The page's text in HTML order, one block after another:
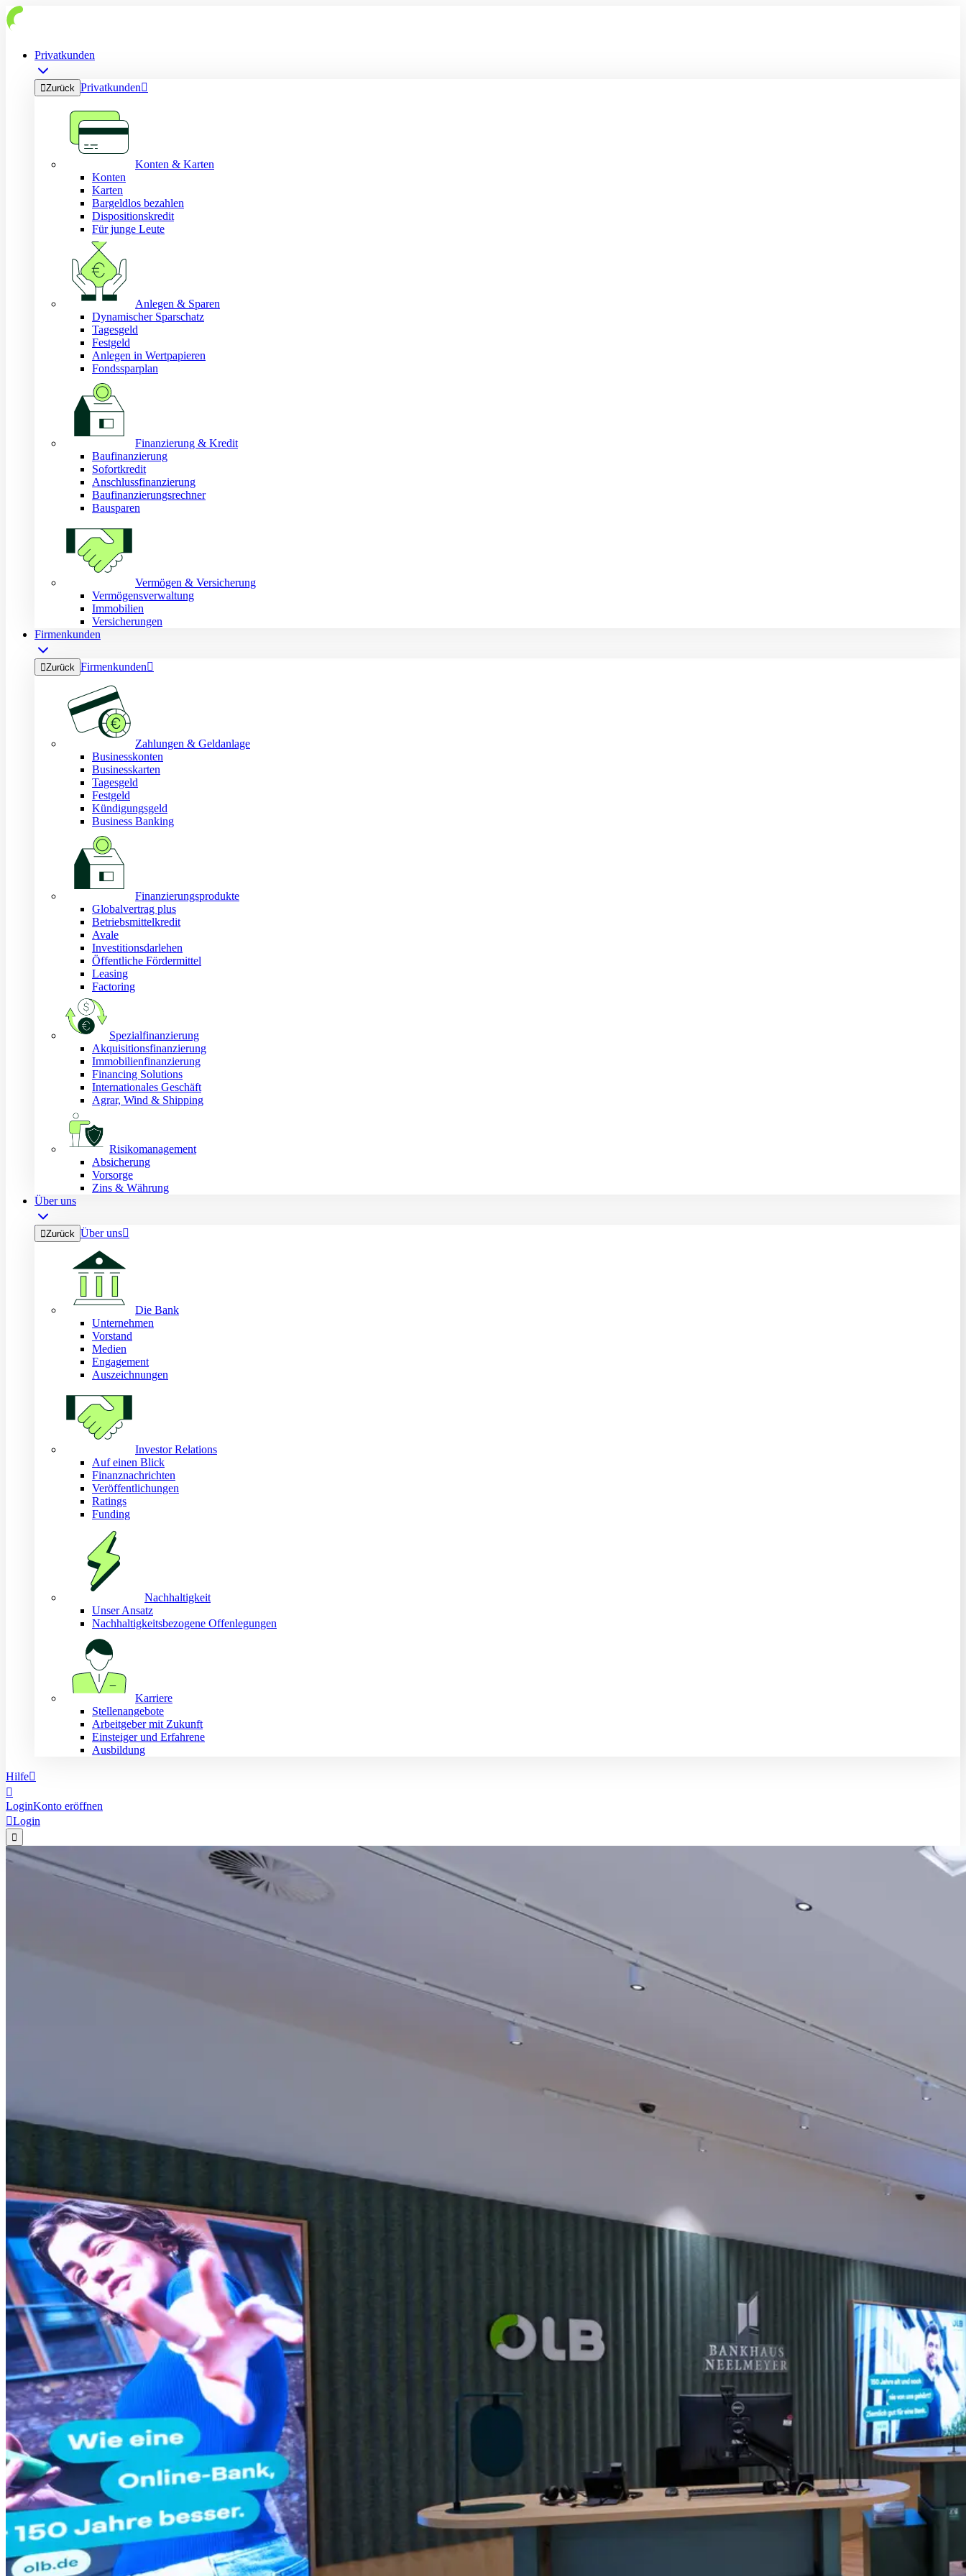
Privatkunden
Zurück Privatkunden
Konten & Karten
Konten
Karten
Bargeldlos bezahlen
Dispositionskredit
Für junge Leute
Anlegen & Sparen
Dynamischer Sparschatz
Tagesgeld
Festgeld
Anlegen in Wertpapieren
Fondssparplan
Finanzierung & Kredit
Baufinanzierung
Sofortkredit
Anschlussfinanzierung
Baufinanzierungsrechner
Bausparen
Vermögen & Versicherung
Vermögensverwaltung
Immobilien
Versicherungen
Firmenkunden
Zurück Firmenkunden
Zahlungen & Geldanlage
Businesskonten
Businesskarten
Tagesgeld
Festgeld
Kündigungsgeld
Business Banking
Finanzierungsprodukte
Globalvertrag plus
Betriebsmittelkredit
Avale
Investitionsdarlehen
Öffentliche Fördermittel
Leasing
Factoring
Spezialfinanzierung
Akquisitionsfinanzierung
Immobilienfinanzierung
Financing Solutions
Internationales Geschäft
Agrar, Wind & Shipping
Risikomanagement
Absicherung
Vorsorge
Zins & Währung
Über uns
Zurück Über uns
Die Bank
Unternehmen
Vorstand
Medien
Engagement
Auszeichnungen
Investor Relations
Auf einen Blick
Finanznachrichten
Veröffentlichungen
Ratings
Funding
Nachhaltigkeit
Unser Ansatz
Nachhaltigkeitsbezogene Offenlegungen
Karriere
Stellenangebote
Arbeitgeber mit Zukunft
Einsteiger und Erfahrene
Ausbildung
Hilfe

LoginKonto eröffnen
Login
